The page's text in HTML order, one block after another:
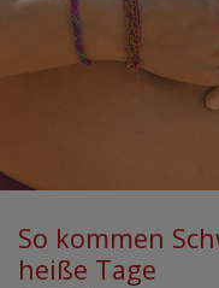
So kommen
heiße Tage